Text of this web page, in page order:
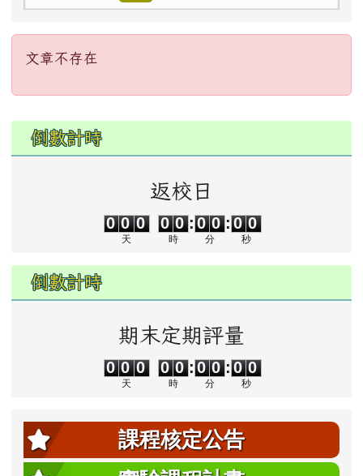
子煙危害或誤觸法令，請各校落實無菸校園政
2026-02-12
垃圾強制分類(3大類：資
源、廚餘及垃圾)+Q&A
2026-02-12 注意 勇敢說不，霸凌止步
2026-02-12 重要
交通安全【主題海報】及
【行為指引海報】
文章不存在
左邊區域內容
倒數計時
返校日
0 0 0
天
0
0
0
0
時
:
0
0 0
分
: 0 0
秒
倒數計時
期末定期評量
0
0
0
0
0
天
0
0
0
0
時
:
0
0
0
0
分
:
0
0 0
秒
課程核定公告